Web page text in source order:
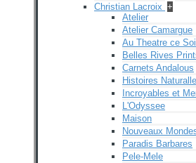
Christian Lacroix +
Atelier
Atelier Camargue
Au Theatre ce
Belles Rives
Carnets Andalous
Histoires
Incroyables et
L'Odyssee
Maison
Nouveaux
Paradis Barbares
Pele-Mele